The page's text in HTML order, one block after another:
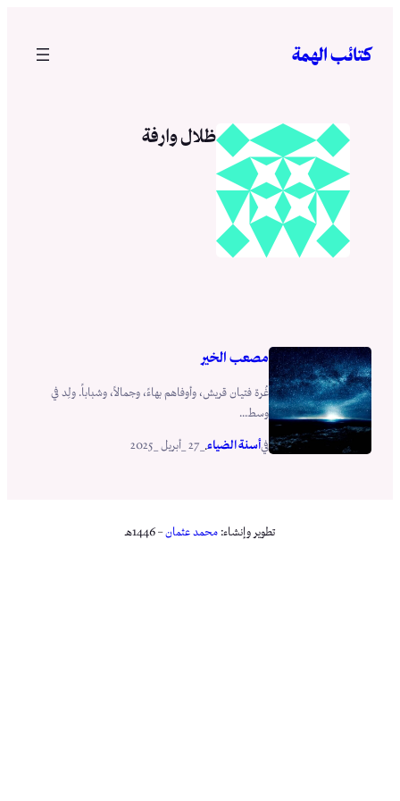
المحتوى
كتائب الهمة
ظلال وارفة
مصعب الخير
غُرة فتيان قريش، وأوفاهم بهاءً، وجمالاً، وشباباً. ولِد في
وسط...
فيأسنة الضياء.
تطوير وإنشاء: محمد عثمان– 1446هـ